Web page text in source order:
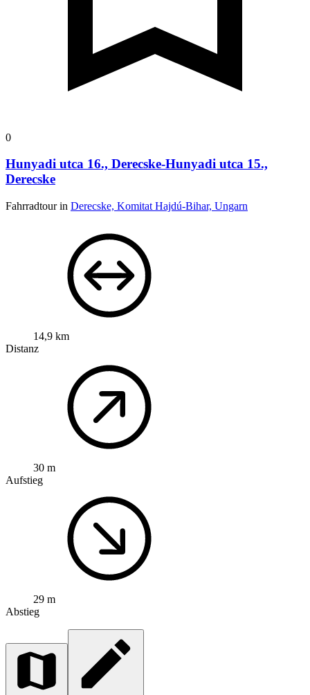
0
Hunyadi utca 16., Derecske-Hunyadi utca 15.,
Derecske
Fahrradtour in Derecske, Komitat Hajdú-Bihar, Ungarn
14,9 km
Distanz
30 m
Aufstieg
29 m
Abstieg